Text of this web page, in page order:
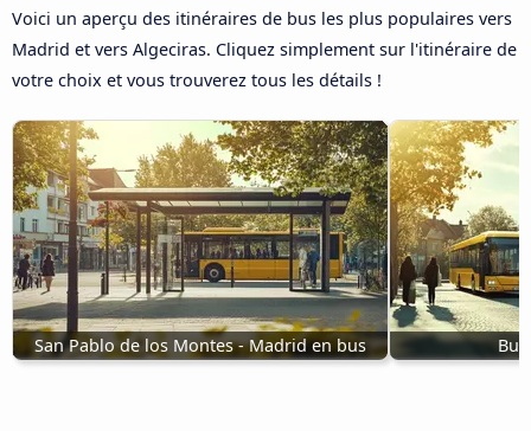
Voici un aperçu des itinéraires de bus les plus populaires vers
Madrid et vers Algeciras. Cliquez simplement sur l'itinéraire de
votre choix et vous trouverez tous les détails !
San Pablo de los Montes - Madrid en bus